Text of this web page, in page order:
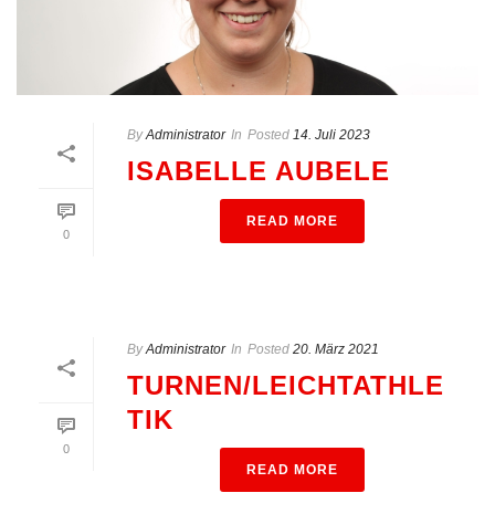
0
By Administrator In Posted 14. Juli 2023
ISABELLE AUBELE
READ MORE
0
By Administrator In Posted 20. März 2021
TURNEN/LEICHTATHLE
TIK
READ MORE